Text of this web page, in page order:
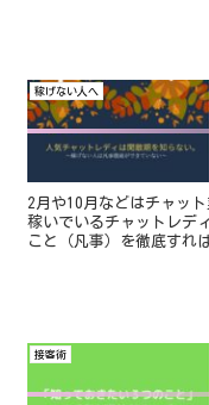
稼げない人へ
2月や10月などはチャッ
稼いでいるチャットレデ
こと（凡事）を徹底すれ
接客術